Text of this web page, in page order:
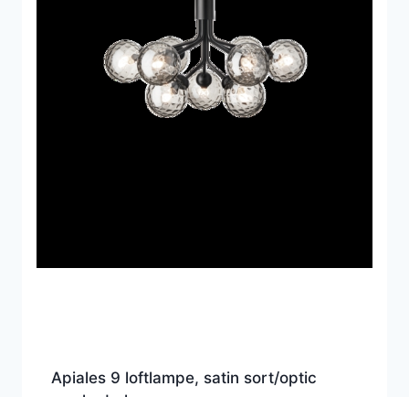
Apiales 9 loftlampe, satin sort/optic